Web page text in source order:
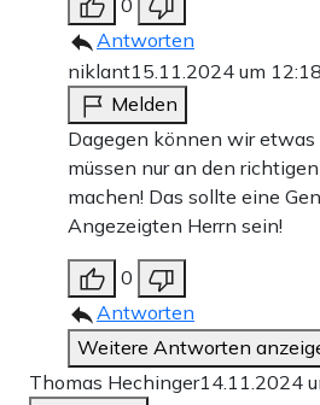
0
Antworten
niklant15.11.2024 um
Melden
Dagegen können wir
müssen nur an den
machen! Das sollte eine
Angezeigten Herrn sein!
0
Antworten
Weitere Antworten
Thomas Hechinger14.11.2024